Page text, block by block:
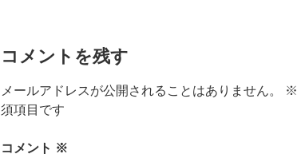
コメントを残す
メールアドレスが公開されることはありません。 ※
須項目です
コメント ※